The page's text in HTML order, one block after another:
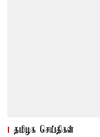
தமிழக செய்திகள்